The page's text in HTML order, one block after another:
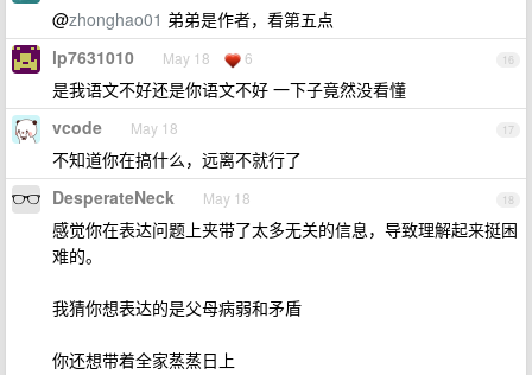
@zhonghao01 弟弟是作者，看第五点
16
lp7631010 May 18 6
是我语文不好还是你语文不好 一下子竟然没看懂
17
vcode May 18
不知道你在搞什么，远离不就行了
18
DesperateNeck May 18
感觉你在表达问题上夹带了太多无关的信息，导致理解起来挺困
难的。
我猜你想表达的是父母病弱和矛盾
你还想带着全家蒸蒸日上